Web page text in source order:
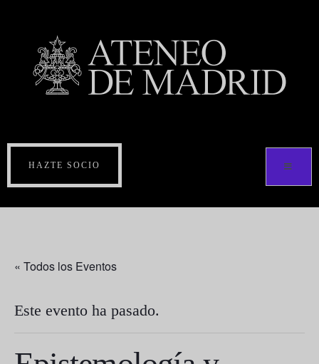
HAZTE SOCIO
« Todos los Eventos
Este evento ha pasado.